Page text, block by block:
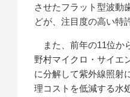
させたフラット型波動
どが、注目度の高い特
また、前年の11位か
野村マイクロ・サイエ
に分解して紫外線照射
理コストを低減する水